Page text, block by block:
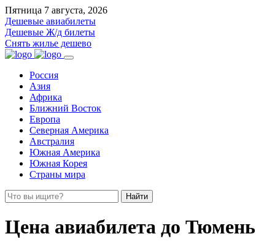
Пятница 7 августа, 2026
Дешевые авиабилеты
Дешевые Ж/д билеты
Снять жилье дешево
Россия
Азия
Африка
Ближний Восток
Европа
Северная Америка
Австралия
Южная Америка
Южная Корея
Страны мира
Найти
Цена авиабилета до Тюмень